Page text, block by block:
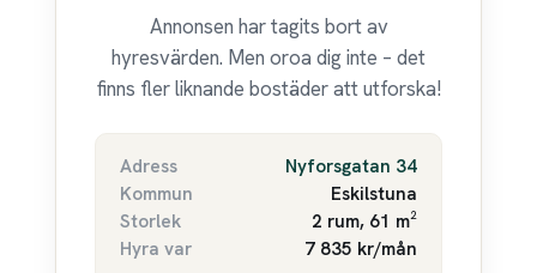
Annonsen har tagits bort av
hyresvärden. Men oroa dig inte – det
finns fler liknande bostäder att utforska!
Adress
Nyforsgatan 34
Kommun
Eskilstuna
Storlek
2 rum, 61 m²
Hyra var
7 835 kr/mån